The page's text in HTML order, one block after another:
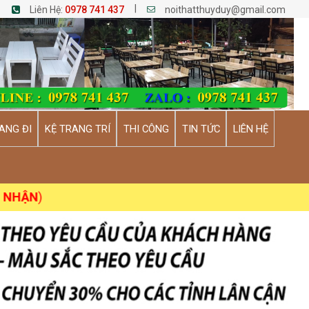
Liên Hệ: 0978 741 437 noithatthuyduy@gmail.com
ĐI KỆ TRANG TRÍ THI CÔNG TIN TỨC LIÊN HỆ